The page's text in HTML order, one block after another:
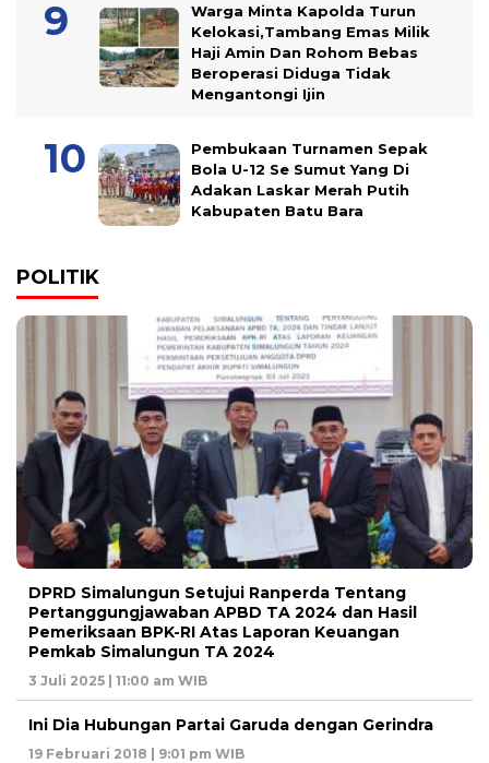
Warga Minta Kapolda Turun
Kelokasi,Tambang Emas Milik
Haji Amin Dan Rohom Bebas
Beroperasi Diduga Tidak
Mengantongi Ijin
Pembukaan Turnamen Sepak
Bola U-12 Se Sumut Yang Di
Adakan Laskar Merah Putih
Kabupaten Batu Bara
POLITIK
DPRD Simalungun Setujui Ranperda Tentang
Pertanggungjawaban APBD TA 2024 dan Hasil
Pemeriksaan BPK-RI Atas Laporan Keuangan
Pemkab Simalungun TA 2024
3 Juli 2025 | 11:00 am WIB
Ini Dia Hubungan Partai Garuda dengan Gerindra
19 Februari 2018 | 9:01 pm WIB